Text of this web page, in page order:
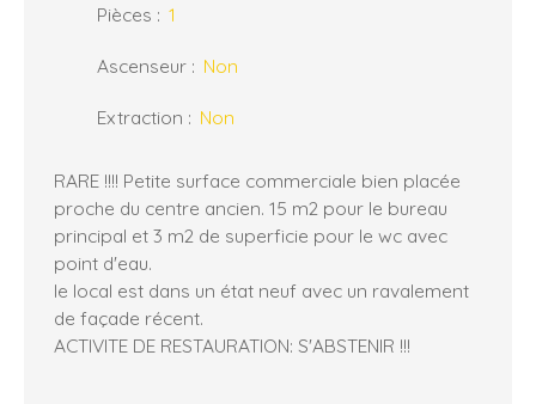
Pièces : 1
Ascenseur : Non
Extraction : Non
RARE !!!! Petite surface commerciale bien placée
proche du centre ancien. 15 m2 pour le bureau
principal et 3 m2 de superficie pour le wc avec
point d'eau.
le local est dans un état neuf avec un ravalement
de façade récent.
ACTIVITE DE RESTAURATION: S'ABSTENIR !!!